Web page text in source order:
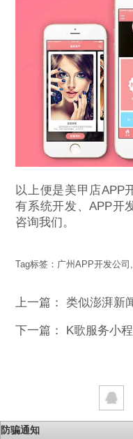
以上便是美甲店APP
有系统开发、APP开
咨询我们。
Tag标签： 广州APP开发公司 ,
上一篇：类似澎湃新
下一篇： K歌服务小
防骗通知